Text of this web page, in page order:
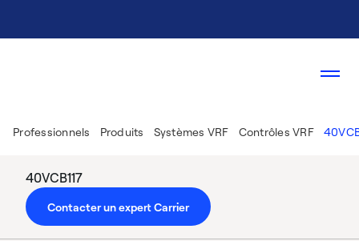
Professionnels Produits Systèmes VRF Contrôles VRF
40VCB117
Contacter un expert Carrier